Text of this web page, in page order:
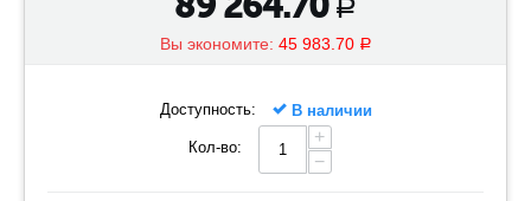
Р
Вы экономите: 45 983.70 Р
Доступность: В наличии
Кол-во:
+
−